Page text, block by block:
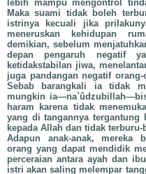
lebih mampu mengontrol
Maka suami tidak boleh
istrinya kecuali jika
meneruskan kehidupan
demikian, sebelum
depan pengaruh negatif
ketidakstabilan jiwa,
juga pandangan negatif
Sebab barangkali ia tidak
mungkin
haram karena tidak
yang di tangannya tergantung
kepada Allah dan tidak
Adapun anak-anak, mereka
orang yang dapat mendidik
perceraian antara ayah dan
istri akan saling melempar